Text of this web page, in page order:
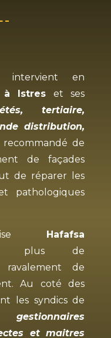
en
à
Istres et ses
tertiaire,
distribution,
de
de façades
de réparer les
pathologiques
Hafafsa
de
de
Au coté des
les syndics de
et maitres